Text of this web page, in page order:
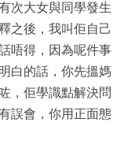
次大女與同學發生
之後，我叫佢自己
唔得，因為呢件事
白的話，你先搵媽
，佢學識點解決問
誤會，你用正面態